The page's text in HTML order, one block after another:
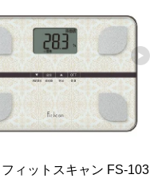
フィットスキャン FS-103